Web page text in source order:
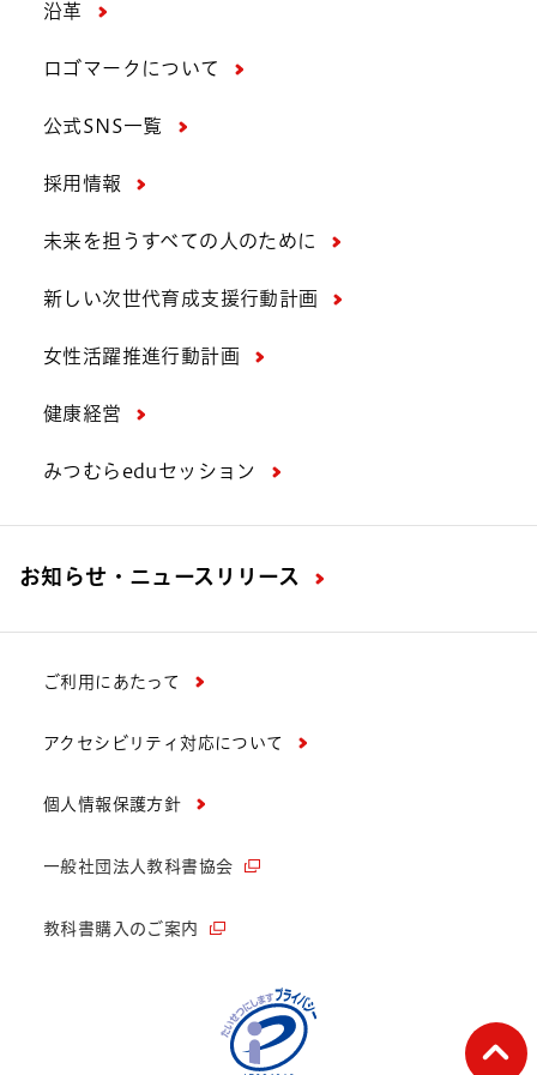
沿革
ロゴマークについて
公式SNS一覧
採用情報
未来を担うすべての人のために
新しい次世代育成支援行動計画
女性活躍推進行動計画
健康経営
みつむらeduセッション
お知らせ・ニュースリリース
ご利用にあたって
アクセシビリティ対応について
個人情報保護方針
一般社団法人教科書協会
教科書購入のご案内
ペ